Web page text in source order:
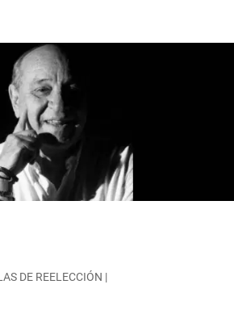
DE REELECCIÓN |